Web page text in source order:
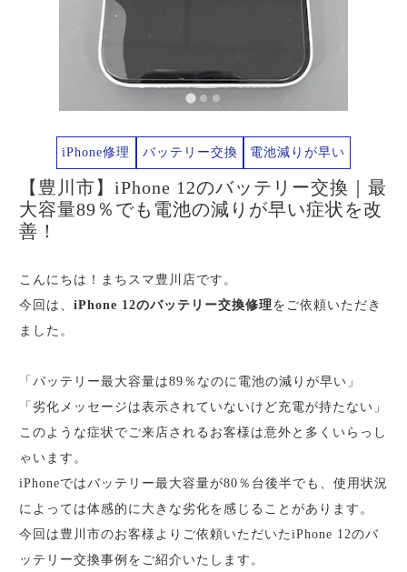
iPhone修理 バッテリー交換 電池減りが早い
【豊川市】iPhone 12のバッテリー交換｜最
大容量89％でも電池の減りが早い症状を改
善！
こんにちは！まちスマ豊川店です。
今回は、 iPhone 12のバッテリー交換修理をご依頼いただき
ました。
「バッテリー最大容量は89％なのに電池の減りが早い」
「劣化メッセージは表示されていないけど充電が持たない」
このような症状でご来店されるお客様は意外と多くいらっし
ゃいます。
iPhoneではバッテリー最大容量が80％台後半でも、使用状況
によっては体感的に大きな劣化を感じることがあります。
今回は豊川市のお客様よりご依頼いただいたiPhone 12のバ
ッテリー交換事例をご紹介いたします。